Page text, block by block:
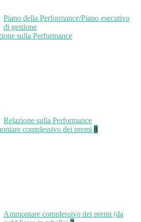
Piano della Performance/Piano esecutivo
di gestione
sulla Performance
Relazione sulla Performance
complessivo dei premi 8
Ammontare complessivo dei premi (da